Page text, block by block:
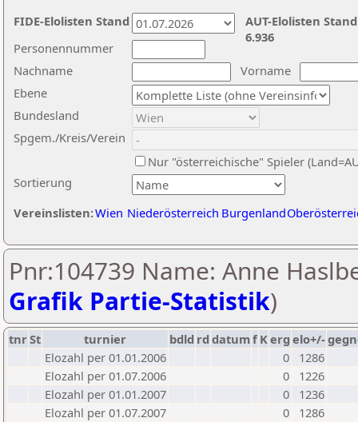
Nachname
Vorname
Ebene
Sortierung
Personennummer
Bundesland
Spgem./Kreis/Verein
Nur "österreichische" Spieler
Vereinslisten:Wien Niederösterreich Burgenland
AUT-Elolisten
6.936
FIDE-Elolisten Stand
Pnr:104739 Name: Anne
Grafik Partie-Statistik)
tnrSt turnier bdld rd datumf Kerg elo+/-
Elozahl per 01.01.2006
0
1286
Elozahl per 01.07.2006
0
1226
Elozahl per 01.01.2007
0
1236
Elozahl per 01.07.2007
0
1286